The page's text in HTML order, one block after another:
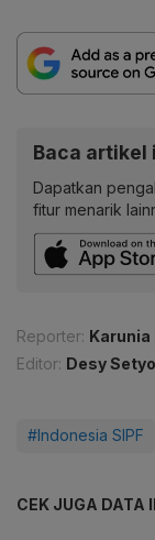
Baca artikel
Dapatkan
fitur menarik
Reporter: Karunia
Editor: Desy
#Indonesia SIPF
CEK JUGA DATA